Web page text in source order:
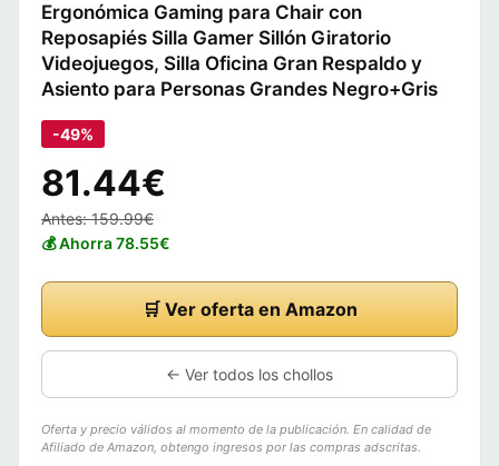
Ergonómica Gaming para Chair con
Reposapiés Silla Gamer Sillón Giratorio
Videojuegos, Silla Oficina Gran Respaldo y
Asiento para Personas Grandes Negro+Gris
-49%
81.44€
Antes: 159.99€
💰 Ahorra 78.55€
🛒 Ver oferta en Amazon
← Ver todos los chollos
Oferta y precio válidos al momento de la publicación. En calidad de
Afiliado de Amazon, obtengo ingresos por las compras adscritas.